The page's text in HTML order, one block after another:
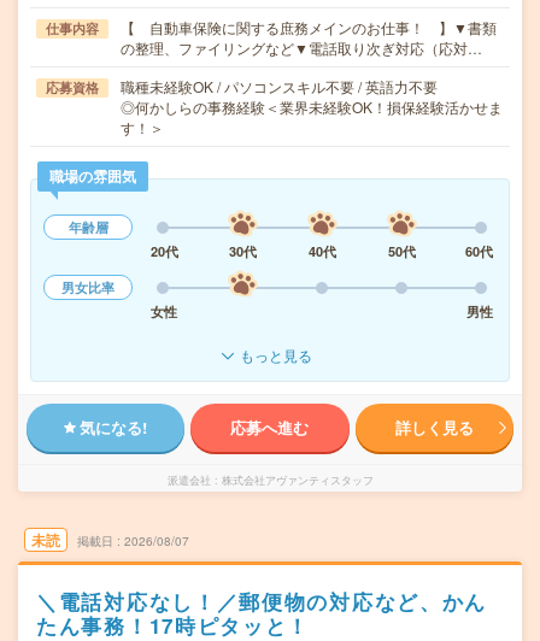
仕事内容
【 自動車保険に関する庶務メインのお仕事！ 】▼書類
の整理、ファイリングなど▼電話取り次ぎ対応（応対…
応募資格
職種未経験OK / パソコンスキル不要 / 英語力不要
◎何かしらの事務経験＜業界未経験OK！損保経験活かせま
す！＞
職場の雰囲気
年齢層
20代
30代 40代 50代
60代
男女比率
女性
男性
もっと見る
気になる! 応募へ進む 詳しく見る
派遣会社 株式会社アヴァンティスタッフ
未読 掲載日 2026/08/07
＼電話対応なし！／郵便物の対応など、かん
たん事務！17時ピタッと！